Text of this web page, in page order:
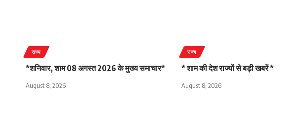
राज्य
*शनिवार, शाम 08 अगस्त 2026 के मुख्य समाचार*
August 8, 2026
राज्य
* शाम की देश राज्यों से बड़ी खबरें *
August 8, 2026